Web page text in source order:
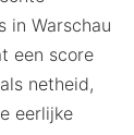
in Warschau
een score
netheid,
eerlijke